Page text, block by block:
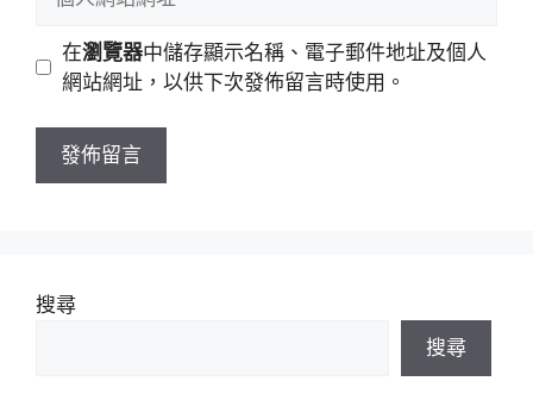
址
站
址
在瀏覽器中儲存顯示名稱、電子郵件地址及個人
網站網址，以供下次發佈留言時使用。
搜尋
搜尋